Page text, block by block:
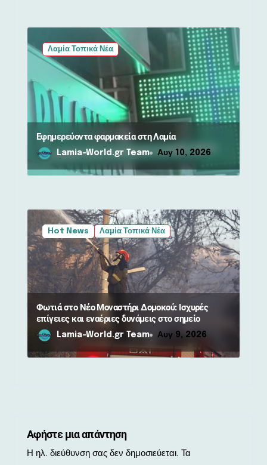
Λαμία Τοπικά Νέα
Εφημερεύοντα φαρμακεία στη Λαμία
Lamia-World.gr Team Αυγ 10, 2026
Hot News Λαμία Τοπικά Νέα
Φωτιά στο Νέο Μοναστήρι Δομοκού: Ισχυρές
επίγειες και εναέριες δυνάμεις στο σημείο
Lamia-World.gr Team Αυγ 9, 2026
Αφήστε μια απάντηση
Η ηλ. διεύθυνση σας δεν δημοσιεύεται. Τα